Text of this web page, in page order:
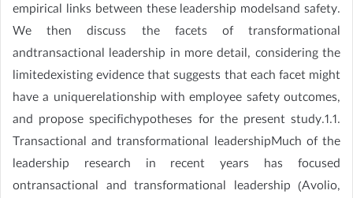
empirical links between these leadership modelsand safety.
We then discuss the facets of transformational
andtransactional leadership in more detail, considering the
limitedexisting evidence that suggests that each facet might
have a uniquerelationship with employee safety outcomes,
and propose specifichypotheses for the present study.1.1.
Transactional and transformational leadershipMuch of the
leadership research in recent years has focused
ontransactional and transformational leadership (Avolio,